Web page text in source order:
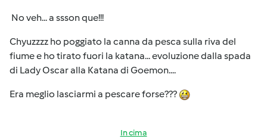
No veh... a ssson que!!!
Chyuzzzz ho poggiato la canna da pesca sulla riva del
fiume e ho tirato fuori la katana... evoluzione dalla spada
di Lady Oscar alla Katana di Goemon....
Era meglio lasciarmi a pescare forse???
In cima